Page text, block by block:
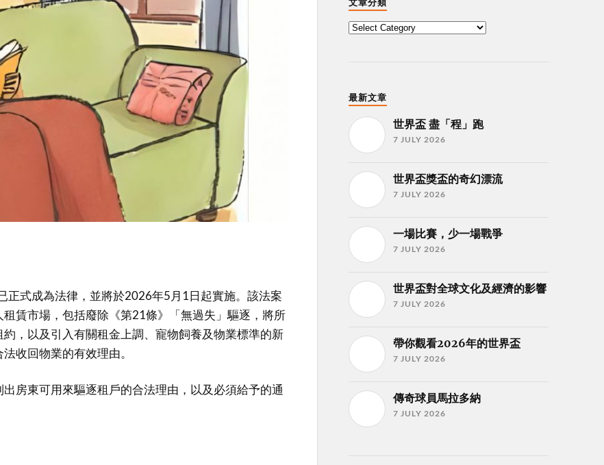
正式成為法律，並將於2026年5月1日起實施。該法案
賃市場，包括廢除《第21條》「無過失」驅逐，將所
，以及引入有關租金上調、寵物飼養及物業標準的新
收回物業的有效理由。
出房東可用來驅逐租戶的合法理由，以及必須給予的通
最新文章
世界盃 盡「程」跑
7 JULY 2026
世界盃獎盃的奇幻漂流
7 JULY 2026
一場比賽，少一場戰爭
7 JULY 2026
世界盃對全球文化及經濟的影響
7 JULY 2026
帶你觀看2026年的世界盃
7 JULY 2026
傳奇球員馬拉多納
7 JULY 2026